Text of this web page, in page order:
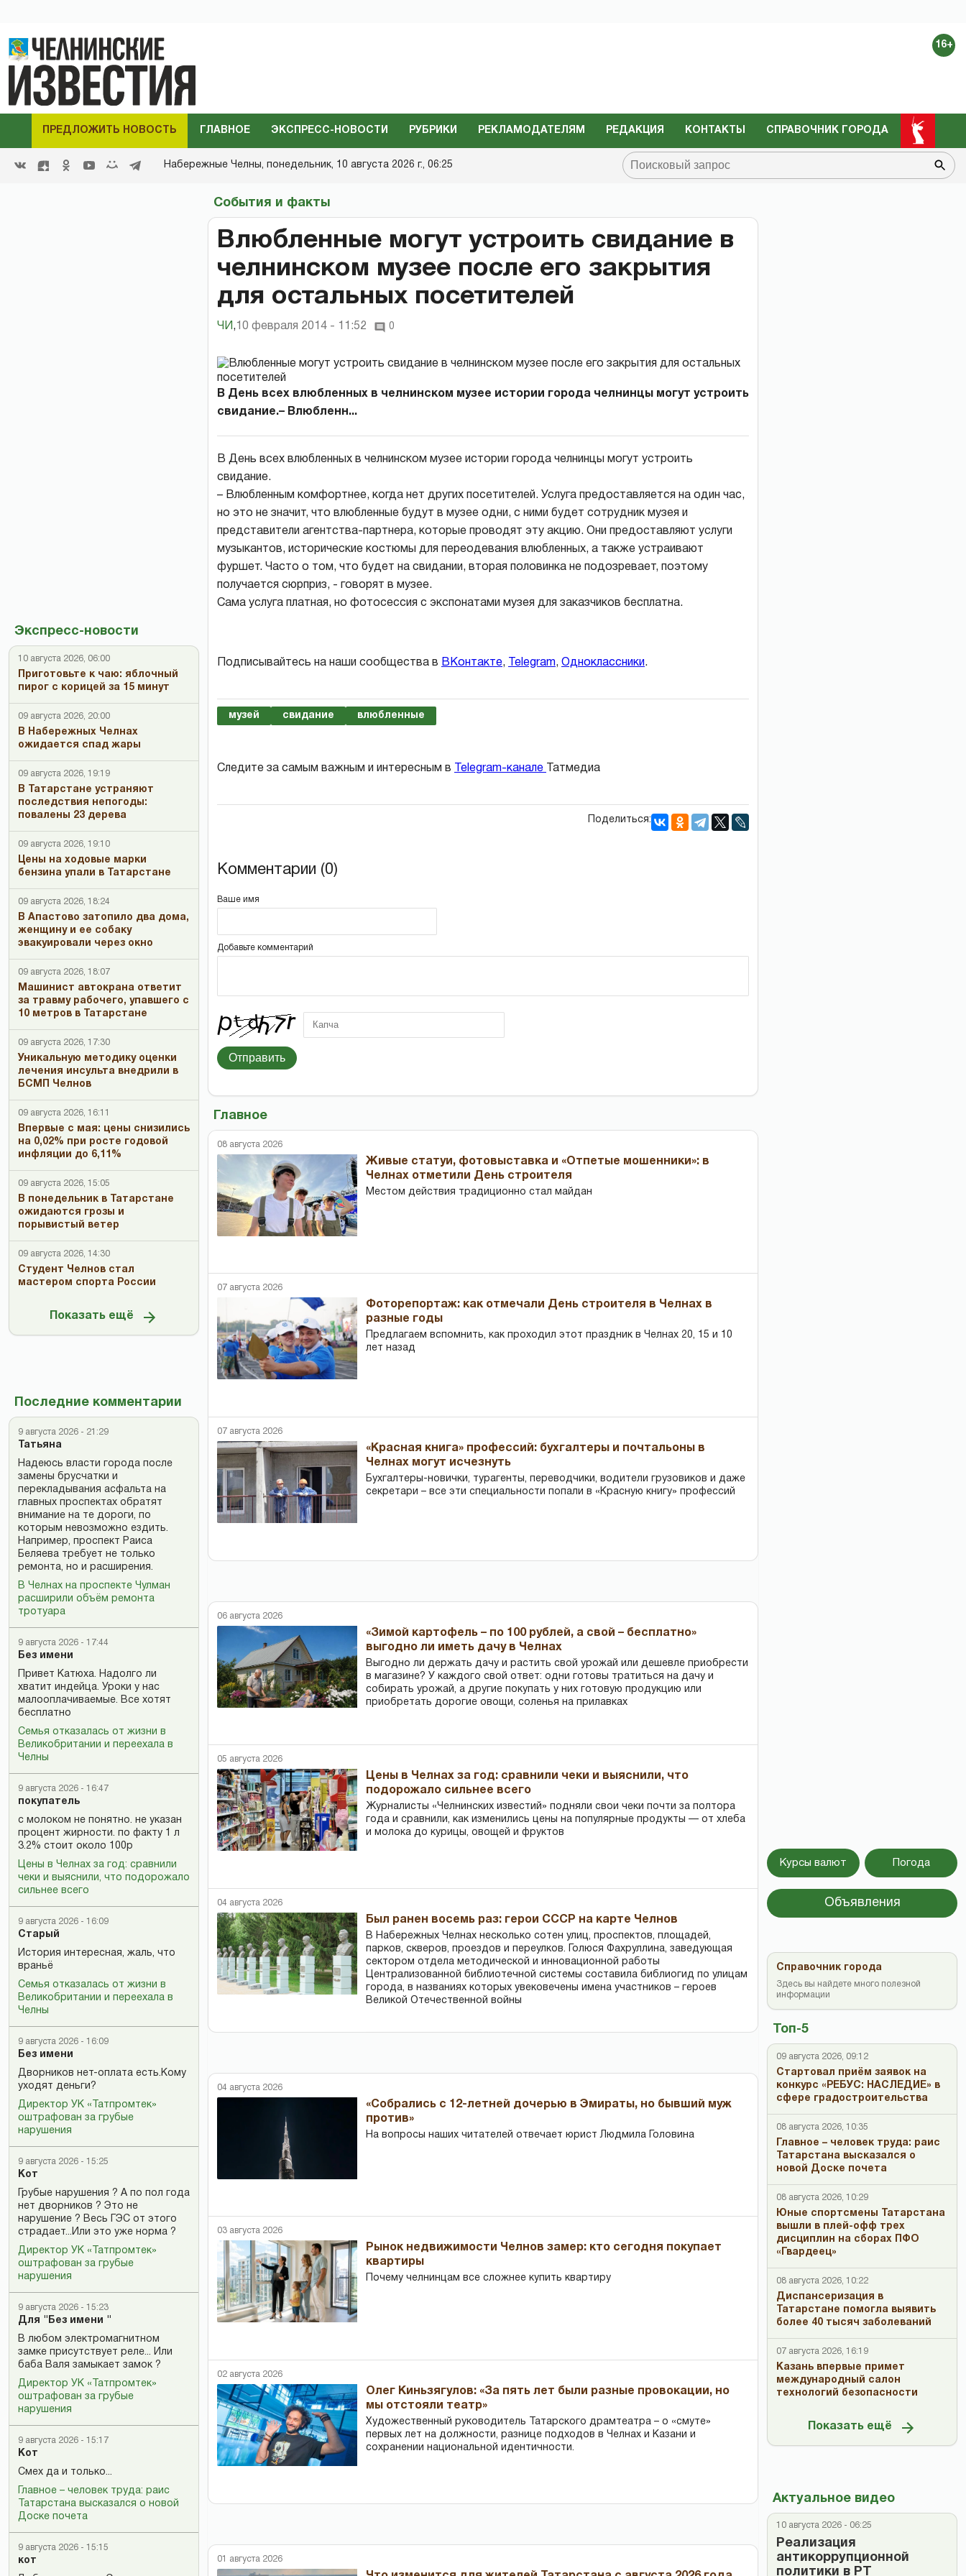
16+
ПРЕДЛОЖИТЬ НОВОСТЬ ГЛАВНОЕ ЭКСПРЕСС-НОВОСТИ РУБРИКИ РЕКЛАМОДАТЕЛЯМ РЕДАКЦИЯ КОНТАКТЫ СПРАВОЧНИК ГОРОДА
Набережные Челны, понедельник, 10 августа 2026 г., 06:25
Экспресс-новости
10 августа 2026, 06:00
Приготовьте к чаю: яблочный
пирог с корицей за 15 минут
09 августа 2026, 20:00
В Набережных Челнах
ожидается спад жары
09 августа 2026, 19:19
В Татарстане устраняют
последствия непогоды:
повалены 23 дерева
09 августа 2026, 19:10
Цены на ходовые марки
бензина упали в Татарстане
09 августа 2026, 18:24
В Апастово затопило два дома,
женщину и ее собаку
эвакуировали через окно
09 августа 2026, 18:07
Машинист автокрана ответит
за травму рабочего, упавшего с
10 метров в Татарстане
09 августа 2026, 17:30
Уникальную методику оценки
лечения инсульта внедрили в
БСМП Челнов
09 августа 2026, 16:11
Впервые с мая: цены снизились
на 0,02% при росте годовой
инфляции до 6,11%
09 августа 2026, 15:05
В понедельник в Татарстане
ожидаются грозы и
порывистый ветер
09 августа 2026, 14:30
Студент Челнов стал
мастером спорта России
Показать ещё
Последние комментарии
9 августа 2026 - 21:29
Татьяна
Надеюсь власти города после
замены брусчатки и
перекладывания асфальта на
главных проспектах обратят
внимание на те дороги, по
которым невозможно ездить.
Например, проспект Раиса
Беляева требует не только
ремонта, но и расширения.
В Челнах на проспекте Чулман
расширили объём ремонта
тротуара
9 августа 2026 - 17:44
Без имени
Привет Катюха. Надолго ли
хватит индейца. Уроки у нас
малооплачиваемые. Все хотят
бесплатно
Семья отказалась от жизни в
Великобритании и переехала в
Челны
9 августа 2026 - 16:47
покупатель
с молоком не понятно. не указан
процент жирности. по факту 1 л
3.2% стоит около 100р
Цены в Челнах за год: сравнили
чеки и выяснили, что подорожало
сильнее всего
9 августа 2026 - 16:09
Старый
История интересная, жаль, что
враньё
Семья отказалась от жизни в
Великобритании и переехала в
Челны
9 августа 2026 - 16:09
Без имени
Дворников нет-оплата есть.Кому
уходят деньги?
Директор УК «Татпромтек»
оштрафован за грубые
нарушения
9 августа 2026 - 15:25
Кот
Грубые нарушения ? А по пол года
нет дворников ? Это не
нарушение ? Весь ГЭС от этого
страдает...Или это уже норма ?
Директор УК «Татпромтек»
оштрафован за грубые
нарушения
9 августа 2026 - 15:23
Для "Без имени "
В любом электромагнитном
замке присутствует реле... Или
баба Валя замыкает замок ?
Директор УК «Татпромтек»
оштрафован за грубые
нарушения
9 августа 2026 - 15:17
Кот
Смех да и только...
Главное – человек труда: раис
Татарстана высказался о новой
Доске почета
9 августа 2026 - 15:15
кот
События и факты
Влюбленные могут устроить свидание в
челнинском музее после его закрытия
для остальных посетителей
ЧИ , 10 февраля 2014 - 11:52 0
В День всех влюбленных в челнинском музее истории города челнинцы могут устроить
свидание.– Влюбленн...
В День всех влюбленных в челнинском музее истории города челнинцы могут устроить
свидание.
– Влюбленным комфортнее, когда нет других посетителей. Услуга предоставляется на один час,
но это не значит, что влюбленные будут в музее одни, с ними будет сотрудник музея и
представители агентства-партнера, которые проводят эту акцию. Они предоставляют услуги
музыкантов, исторические костюмы для переодевания влюбленных, а также устраивают
фуршет. Часто о том, что будет на свидании, вторая половинка не подозревает, поэтому
получается сюрприз, - говорят в музее.
Сама услуга платная, но фотосессия с экспонатами музея для заказчиков бесплатна.
Подписывайтесь на наши сообщества в ВКонтакте, Telegram, Одноклассники.
музей свидание влюбленные
Следите за самым важным и интересным в Telegram-канале Татмедиа
Поделиться:
Комментарии (0)
Ваше имя
Добавьте комментарий
Отправить
Главное
08 августа 2026
Живые статуи, фотовыставка и «Отпетые мошенники»: в
Челнах отметили День строителя
Местом действия традиционно стал майдан
07 августа 2026
Фоторепортаж: как отмечали День строителя в Челнах в
разные годы
Предлагаем вспомнить, как проходил этот праздник в Челнах 20, 15 и 10
лет назад
07 августа 2026
«Красная книга» профессий: бухгалтеры и почтальоны в
Челнах могут исчезнуть
Бухгалтеры-новички, тур­агенты, переводчики, водители грузовиков и даже
секретари – все эти специальности попали в «Красную книгу» профессий
06 августа 2026
«Зимой картофель – по 100 рублей, а свой – бесплатно»
выгодно ли иметь дачу в Челнах
Выгодно ли держать дачу и растить свой урожай или дешевле приобрести
в магазине? У каждого свой ответ: одни готовы тратиться на дачу и
собирать урожай, а другие покупать у них готовую продукцию или
приобретать дорогие овощи, соленья на прилавках
05 августа 2026
Цены в Челнах за год: сравнили чеки и выяснили, что
подорожало сильнее всего
Журналисты «Челнинских известий» подняли свои чеки почти за полтора
года и сравнили, как изменились цены на популярные продукты — от хлеба
и молока до курицы, овощей и фруктов
04 августа 2026
Был ранен восемь раз: герои СССР на карте Челнов
В Набережных Челнах несколько сотен улиц, проспектов, площадей,
парков, скверов, проездов и переулков. Голюся Фахруллина, заведующая
сектором отдела методической и инновационной работы
Централизованной библиотечной системы составила библиогид по улицам
города, в названиях которых увековечены имена участников – героев
Великой Отечественной войны
04 августа 2026
«Собрались с 12-летней дочерью в Эмираты, но бывший муж
против»
На вопросы наших читателей отвечает юрист Людмила Головина
03 августа 2026
Рынок недвижимости Челнов замер: кто сегодня покупает
квартиры
Почему челнинцам все сложнее купить квартиру
02 августа 2026
Олег Киньзягулов: «За пять лет были разные провокации, но
мы отстояли театр»
Художественный руководитель Татарского драмтеатра – о «смуте»
первых лет на должности, разнице подходов в Челнах и Казани и
сохранении национальной идентичности.
01 августа 2026
Курсы валют Погода
Объявления
Топ-5
09 августа 2026, 09:12
Стартовал приём заявок на
конкурс «РЕБУС: НАСЛЕДИЕ» в
сфере градостроительства
08 августа 2026, 10:35
Главное – человек труда: раис
Татарстана высказался о
новой Доске почета
08 августа 2026, 10:29
Юные спортсмены Татарстана
вышли в плей-офф трех
дисциплин на сборах ПФО
«Гвардеец»
08 августа 2026, 10:22
Диспансеризация в
Татарстане помогла выявить
более 40 тысяч заболеваний
07 августа 2026, 16:19
Казань впервые примет
международный салон
технологий безопасности
Показать ещё
Актуальное видео
10 августа 2026 - 06:25
Реализация
антикоррупционной
политики в РТ
Справочник города
Здесь вы найдете много полезной
информации